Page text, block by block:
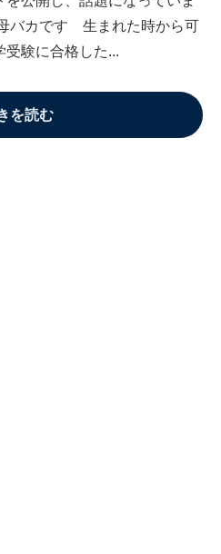
バカです 生まれた時から可
受験に合格した...
を読む